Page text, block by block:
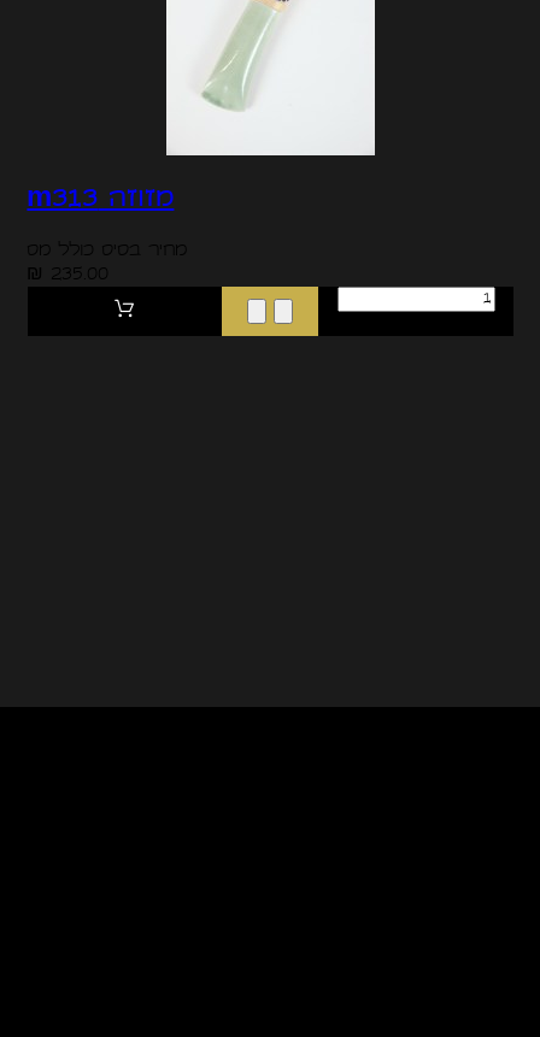
מזוזה m313
מחיר בסיס כולל מס
235.00 ₪